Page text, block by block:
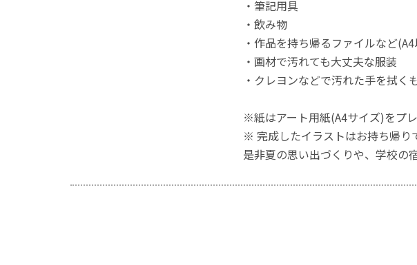
・筆記用具
・飲み物
・作品を持ち帰るファイルなど
・画材で汚れても大丈夫な服装
・クレヨンなどで汚れた手を拭
※紙はアート用紙(A4サイズ)をプ
※ 完成したイラストはお持ち帰り
是非夏の思い出づくりや、学校の